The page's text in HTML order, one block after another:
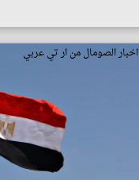
اخبار الصومال من ار تي عربي